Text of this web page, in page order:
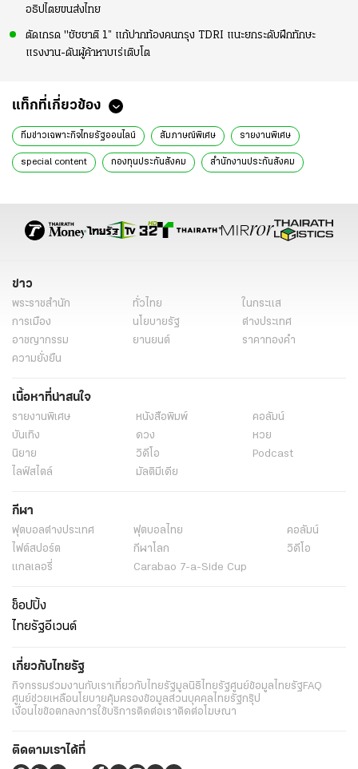
อธิปไตยขนส่งไทย
ตัดเกรด "ชัชชาติ 1” แก้ปากท้องคนกรุง TDRI แนะยกระดับฝึกทักษะ
แรงงาน-ดันผู้ค้าหาบเร่เติบโต
แท็กที่เกี่ยวข้อง
ทีมข่าวเฉพาะกิจไทยรัฐออนไลน์ สัมภาษณ์พิเศษ รายงานพิเศษ
special content กองทุนประกันสังคม สำนักงานประกันสังคม
การใช้งบประมาณ การปรับปรุงโรงอาหาร การบริหารเงินลงทุน
การตรวจสอบงบประมาณ
ข่าว
พระราชสำนัก ทั่วไทย
ในกระแส
การเมือง
นโยบายรัฐ
ต่างประเทศ
อาชญากรรม
ยานยนต์
ราคาทองคำ
ความยั่งยืน
เนื้อหาที่น่าสนใจ
รายงานพิเศษ หนังสือพิมพ์
คอลัมน์
บันเทิง
ดวง
หวย
นิยาย
วิดีโอ
Podcast
ไลฟ์สไตล์
มัลติมีเดีย
กีฬา
ฟุตบอลต่่างประเทศ ฟุตบอลไทย
คอลัมน์
ไฟต์สปอร์ต
กีฬาโลก
วิดีโอ
แกลเลอรี่
Carabao 7-a-Side Cup
ช็อปปิ้ง
ไทยรัฐอีเวนต์
เกี่ยวกับไทยรัฐ
กิจกรรมร่วมงานกับเราเกี่ยวกับไทยรัฐมูลนิธิไทยรัฐศูนย์ข้อมูลไทยรัฐ FAQ
ศูนย์ช่วยเหลือนโยบายคุ้มครองข้อมูลส่วนบุคคลไทยรัฐกรุ๊ป
เงื่อนไขข้อตกลงการใช้บริการติดต่อเราติดต่อโฆษณา
ติดตามเราได้ที่